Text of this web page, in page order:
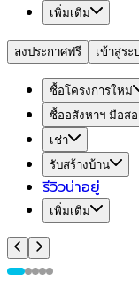
เพิ่มเติม
ลงประกาศฟรี เข้าสู่ระ
ซื้อโครงการใหม่
ซื้ออสังหาฯ มือสอ
เช่า
รับสร้างบ้าน
รีวิวน่าอยู่
เพิ่มเติม